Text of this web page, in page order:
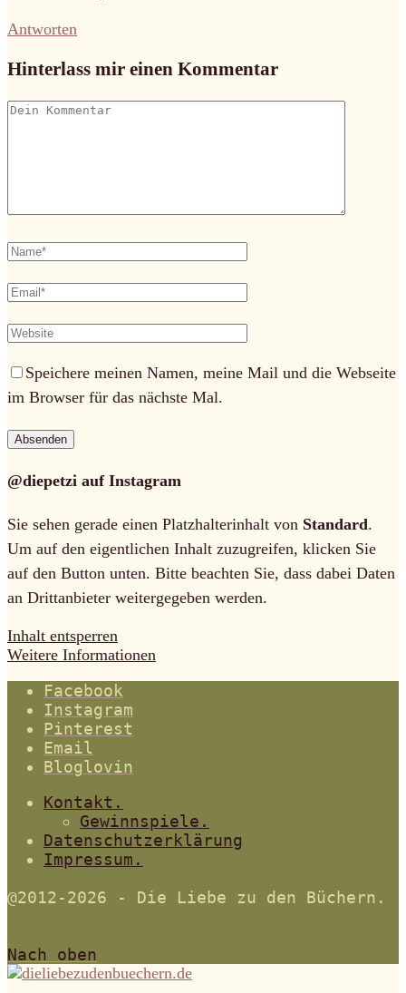
Antworten
Hinterlass mir einen Kommentar
Speichere meinen Namen, meine Mail und die Webseite
im Browser für das nächste Mal.
@diepetzi auf Instagram
Sie sehen gerade einen Platzhalterinhalt von Standard.
Um auf den eigentlichen Inhalt zuzugreifen, klicken Sie
auf den Button unten. Bitte beachten Sie, dass dabei Daten
an Drittanbieter weitergegeben werden.
Inhalt entsperren
Weitere Informationen
Facebook
Instagram
Pinterest
Email
Bloglovin
Kontakt.
Gewinnspiele.
Datenschutzerklärung
Impressum.
@2012-2026 - Die Liebe zu den Büchern.
Nach oben